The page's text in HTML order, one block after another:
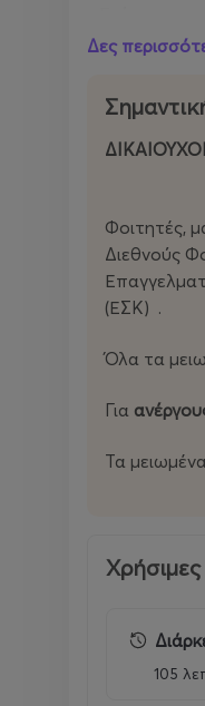
Δες
Φοιτητές,
Διεθνούς
(ΕΣΚ) .
Όλα τα
Για
Τα
105